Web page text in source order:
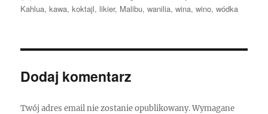
publikacji
Kahlua,kawa,koktajl, likier, Malibu,wanilia,wina,wino,wódka
Dodaj komentarz
Twój adres email nie zostanie opublikowany. Wymagane